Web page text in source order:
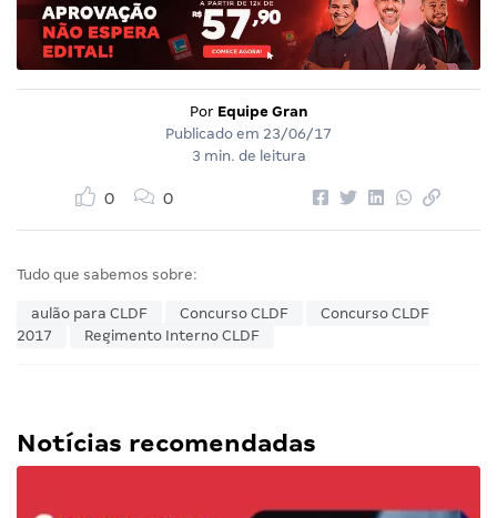
Por Equipe Gran
Publicado em 23/06/17
3 min. de leitura
0 0
Tudo que sabemos sobre:
aulão para CLDF Concurso CLDF
Concurso CLDF
2017
Regimento Interno CLDF
Notícias recomendadas